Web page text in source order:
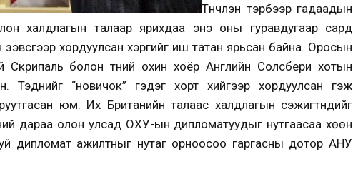
Түүнчлэн тэрбээр гадаадын
халдлагын талаар ярихдаа энэ оны гуравдугаар сард
хордуулсан хэргийг иш татан ярьсан байна. Оросын
болон түүний охин хоёр Английн Солсбери хотын
Тэднийг “новичок” гэдэг хорт хийгээр хордуулсан гэж
юм. Их Британийн талаас халдлагын сэжигтнүүдийг
дараа олон улсад ОХУ-ын дипломатуудыг нутгаасаа хөөн
дипломат ажилтныг нутаг орноосоо гаргасны дотор АНУ